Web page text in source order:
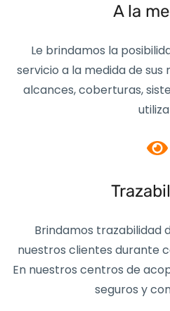
A la
Le brindamos la
servicio a la medida de sus
alcances, coberturas,
Brindamos trazabilidad
nuestros clientes durante
En nuestros centros de
seguros y